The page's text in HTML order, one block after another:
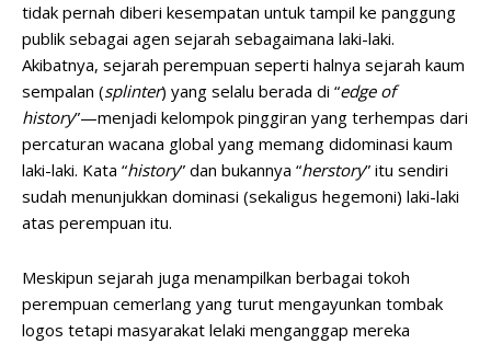
tidak pernah diberi kesempatan untuk tampil ke panggung
publik sebagai agen sejarah sebagaimana laki-laki.
Akibatnya, sejarah perempuan seperti halnya sejarah kaum
sempalan (splinter) yang selalu berada di “edge of
history”—menjadi kelompok pinggiran yang terhempas dari
percaturan wacana global yang memang didominasi kaum
laki-laki. Kata “history” dan bukannya “herstory” itu sendiri
sudah menunjukkan dominasi (sekaligus hegemoni) laki-laki
atas perempuan itu.
Meskipun sejarah juga menampilkan berbagai tokoh
perempuan cemerlang yang turut mengayunkan tombak
logos tetapi masyarakat lelaki menganggap mereka